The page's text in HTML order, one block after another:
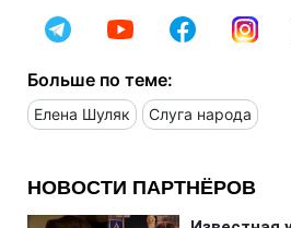
Больше по теме:
Елена Шуляк Слуга народа